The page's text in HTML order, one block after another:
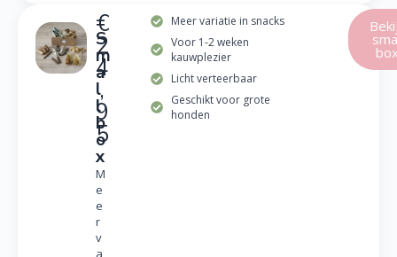
S
m
a
l
l
b
o
x
M
e
e
r
v
a
€
2
4
,
9
5
Meer variatie in snacks
Voor 1-2 weken
kauwplezier
Licht verteerbaar
Geschikt voor grote
honden